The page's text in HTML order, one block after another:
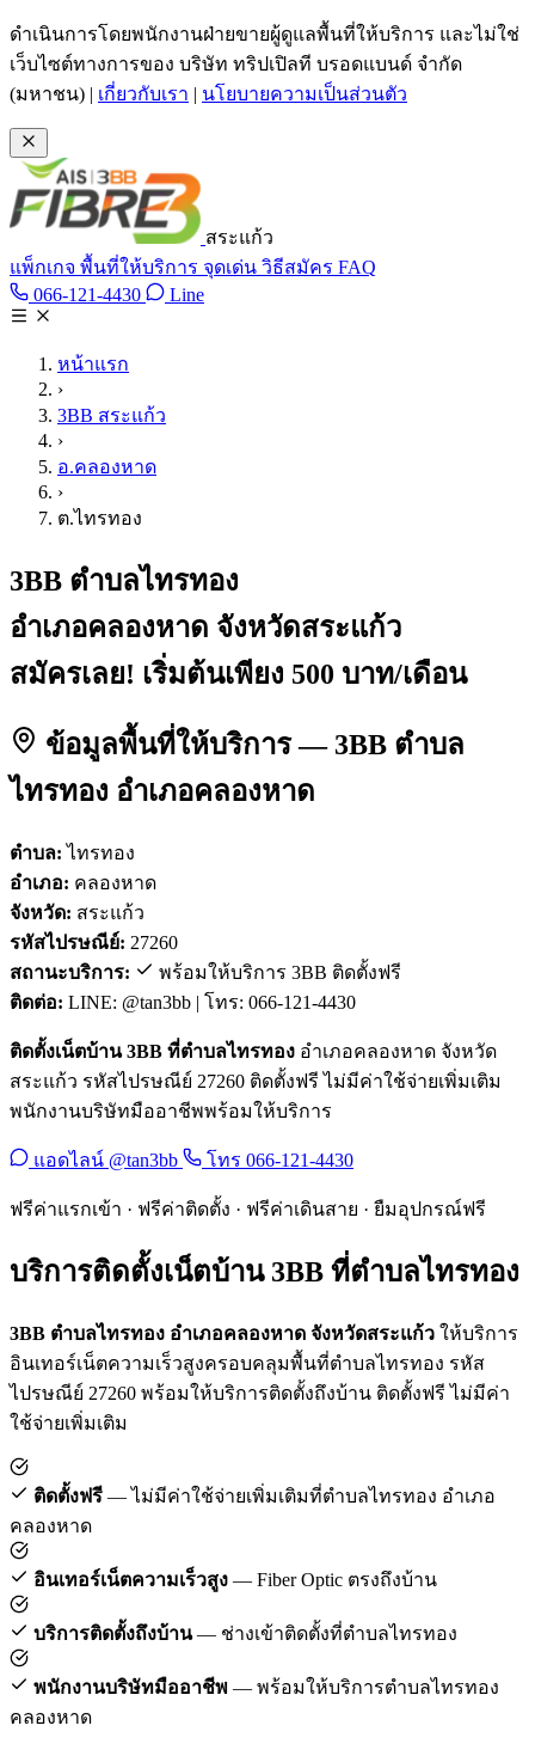
ข้ามไปเนื้อหาหลัก
ดำเนินการโดยพนักงานฝ่ายขายผู้ดูแลพื้นที่ให้บริการ และไม่ใช่
เว็บไซต์ทางการของ บริษัท ทริปเปิลที บรอดแบนด์ จำกัด
(มหาชน) | เกี่ยวกับเรา | นโยบายความเป็นส่วนตัว
สระแก้ว
แพ็กเกจ พื้นที่ให้บริการ จุดเด่น วิธีสมัคร FAQ
066-121-4430 โทร 066-121-4430
LineLine @tan3bb
หน้าแรก
›
3BB สระแก้ว
›
อ.คลองหาด
›
ต.ไทรทอง
3BB ตำบลไทรทอง
อำเภอคลองหาด จังหวัดสระแก้ว
สมัครเลย! เริ่มต้นเพียง 500 บาท/เดือน
ข้อมูลพื้นที่ให้บริการ — 3BB ตำบล
ไทรทอง อำเภอคลองหาด
ตำบล: ไทรทอง
อำเภอ: คลองหาด
จังหวัด: สระแก้ว
รหัสไปรษณีย์: 27260
สถานะบริการ:
พร้อมให้บริการ 3BB ติดตั้งฟรี
ติดต่อ: LINE: @tan3bb | โทร: 066-121-4430
ติดตั้งเน็ตบ้าน 3BB ที่ตำบลไทรทอง อำเภอคลองหาด จังหวัด
สระแก้ว รหัสไปรษณีย์ 27260 ติดตั้งฟรี ไม่มีค่าใช้จ่ายเพิ่มเติม
พนักงานบริษัทมืออาชีพพร้อมให้บริการ
แอดไลน์ @tan3bb โทร 066-121-4430
ฟรีค่าแรกเข้า · ฟรีค่าติดตั้ง · ฟรีค่าเดินสาย · ยืมอุปกรณ์ฟรี
บริการติดตั้งเน็ตบ้าน 3BB ที่ตำบลไทรทอง
3BB ตำบลไทรทอง อำเภอคลองหาด จังหวัดสระแก้ว ให้บริการ
อินเทอร์เน็ตความเร็วสูงครอบคลุมพื้นที่ตำบลไทรทอง รหัส
ไปรษณีย์ 27260 พร้อมให้บริการติดตั้งถึงบ้าน ติดตั้งฟรี ไม่มีค่า
ใช้จ่ายเพิ่มเติม
ติดตั้งฟรี — ไม่มีค่าใช้จ่ายเพิ่มเติมที่ตำบลไทรทอง อำเภอ
คลองหาด
อินเทอร์เน็ตความเร็วสูง — Fiber Optic ตรงถึงบ้าน
บริการติดตั้งถึงบ้าน— ช่างเข้าติดตั้งที่ตำบลไทรทอง
พนักงานบริษัทมืออาชีพ — พร้อมให้บริการตำบลไทรทอง
คลองหาด